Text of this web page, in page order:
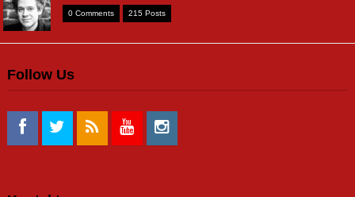
0 Comments 215 Posts
Follow Us